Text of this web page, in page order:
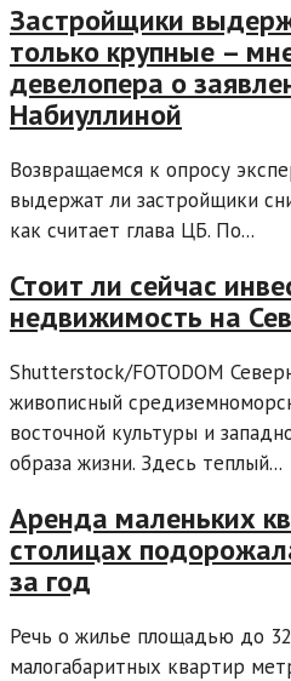
Застройщики
только крупные –
девелопера о
Набиуллиной
Возвращаемся к опросу
выдержат ли застройщики
как считает глава ЦБ. По...
Стоит ли сейчас
недвижимость на
Shutterstock/FOTODOM
живописный
восточной культуры и
образа жизни. Здесь теплый...
Аренда маленьких
столицах
за год
Речь о жилье площадью до
малогабаритных квартир